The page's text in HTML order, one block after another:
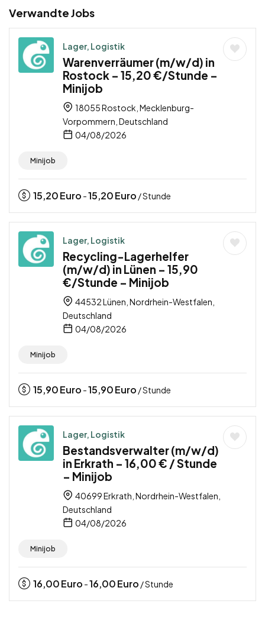
Verwandte Jobs
Lager, Logistik
Warenverräumer (m/w/d) in
Rostock – 15,20 €/Stunde –
Minijob
18055 Rostock, Mecklenburg-
Vorpommern, Deutschland
04/08/2026
Minijob
15,20Euro -15,20Euro / Stunde
Lager, Logistik
Recycling-Lagerhelfer
(m/w/d) in Lünen – 15,90
€/Stunde – Minijob
44532 Lünen, Nordrhein-Westfalen,
Deutschland
04/08/2026
Minijob
15,90Euro -15,90Euro / Stunde
Lager, Logistik
Bestandsverwalter (m/w/d)
in Erkrath – 16,00 € / Stunde
– Minijob
40699 Erkrath, Nordrhein-Westfalen,
Deutschland
04/08/2026
Minijob
16,00Euro -16,00Euro / Stunde